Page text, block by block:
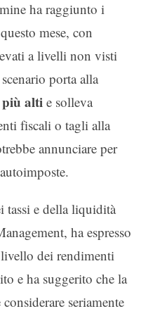
ha raggiunto i
mese, con
a livelli non visti
porta alla
più altie solleva
fiscali o tagli alla
annunciare per
tassi e della liquidità
ha espresso
dei rendimenti
e ha suggerito che la
seriamente